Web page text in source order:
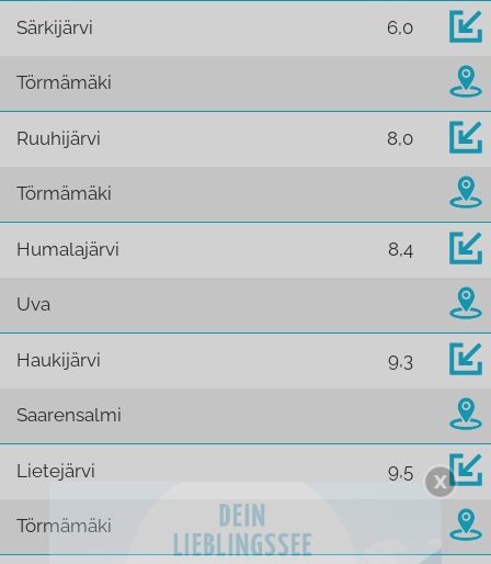
Särkijärvi 6,0
Törmämäki
Ruuhijärvi 8,0
Törmämäki
Humalajärvi 8,4
Uva
Haukijärvi 9,3
Saarensalmi
Lietejärvi 9,5
Törmämäki